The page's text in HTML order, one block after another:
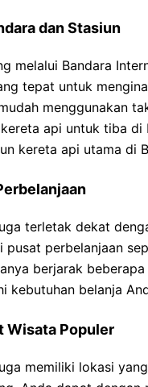
dan Stasiun
melalui Bandara
tepat untuk
menggunakan
api untuk tiba
kereta api utama di
terletak dekat
perbelanjaan
berjarak
kebutuhan belanja
Wisata Populer
memiliki lokasi